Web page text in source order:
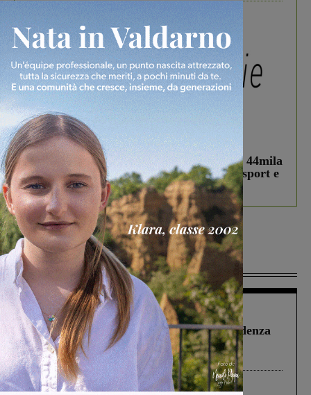
In vetrina 3 Agosto 2026
Estra Notizie agosto: Smart Cities, oltre 44mila
studenti coinvolti, torna il bando per lo sport e
debutta il podcast Estrair
Più lette
Figline Incisa Valdarno 1 Agosto 2026
Piscina di Figline finanziata oltre la scadenza
Pnrr, il gruppo di Fratelli d’Italia: “Un
ringraziamento al Governo”
Cronaca 3 Agosto 2026